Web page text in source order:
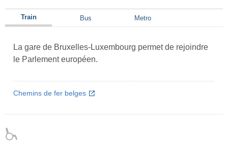
Train Bus Metro
La gare de Bruxelles-Luxembourg permet de rejoindre
le Parlement européen.
Chemins de fer belges